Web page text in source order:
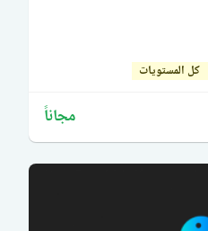
كل المستويات
مجاناً